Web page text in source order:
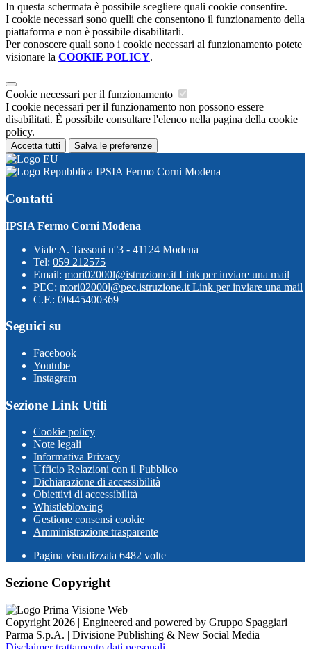
In questa schermata è possibile scegliere quali cookie consentire.
I cookie necessari sono quelli che consentono il funzionamento della
piattaforma e non è possibile disabilitarli.
Per conoscere quali sono i cookie necessari al funzionamento potete
visionare la COOKIE POLICY.
Cookie necessari per il funzionamento
I cookie necessari per il funzionamento non possono essere
disabilitati. È possibile consultare l'elenco nella pagina della cookie
policy.
Accetta tutti Salva le preferenze
IPSIA Fermo Corni Modena
Contatti
IPSIA Fermo Corni Modena
Viale A. Tassoni n°3 - 41124 Modena
Tel: 059 212575
Email: mori02000l@istruzione.it Link per inviare una mail
PEC: mori02000l@pec.istruzione.it Link per inviare una mail
C.F.: 00445400369
Seguici su
Facebook
Youtube
Instagram
Sezione Link Utili
Cookie policy
Note legali
Informativa Privacy
Ufficio Relazioni con il Pubblico
Dichiarazione di accessibilità
Obiettivi di accessibilità
Whistleblowing
Gestione consensi cookie
Amministrazione trasparente
Pagina visualizzata 6482 volte
Sezione Copyright
Copyright 2026 | Engineered and powered by Gruppo Spaggiari
Parma S.p.A. | Divisione Publishing & New Social Media